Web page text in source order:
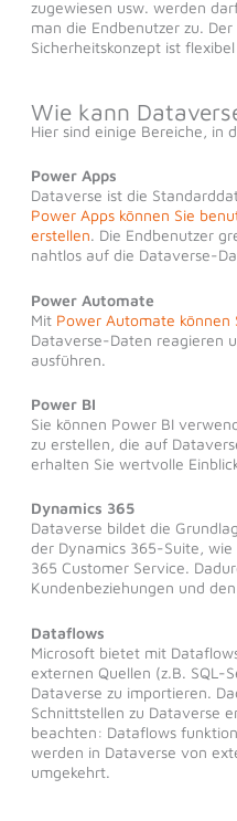
zugewiesen usw. werden
man die Endbenutzer zu.
Sicherheitskonzept ist
Wie kann
Hier sind einige Bereiche, in
Power Apps
Dataverse ist die
Power Apps können Sie
erstellen. Die Endbenutzer
nahtlos auf die Dataverse-
Power Automate
Mit Power Automate können
Dataverse-Daten reagieren
ausführen.
Power BI
Sie können Power BI
zu erstellen, die auf
erhalten Sie wertvolle
Dynamics 365
Dataverse bildet die
der Dynamics 365-Suite, wie
365 Customer Service.
Kundenbeziehungen und
Dataflows
Microsoft bietet mit
externen Quellen (z.B. SQL-
Dataverse zu importieren.
Schnittstellen zu Dataverse
beachten: Dataflows
werden in Dataverse von
umgekehrt.